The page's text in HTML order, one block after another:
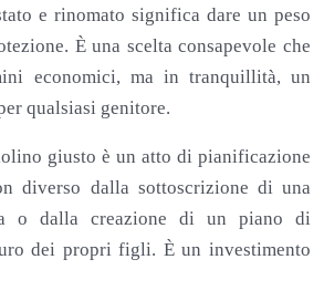
e rinomato significa dare un peso
È una scelta consapevole che
economici, ma in tranquillità, un
qualsiasi genitore.
giusto è un atto di pianificazione
diverso dalla sottoscrizione di una
o dalla creazione di un piano di
dei propri figli. È un investimento